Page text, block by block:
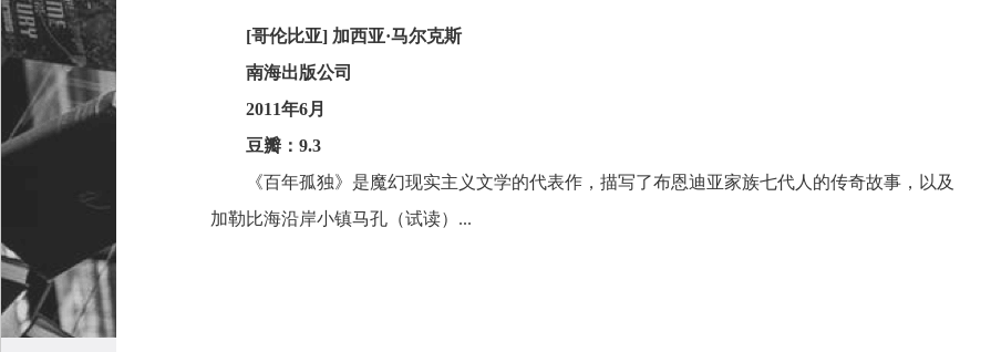
[哥伦比亚] 加西亚·马尔克斯
南海出版公司
2011年6月
豆瓣：9.3
《百年孤独》是魔幻现实主义文学的代表作，描写了布恩迪亚家族七代人的传奇故事，以及
加勒比海沿岸小镇马孔（试读）...